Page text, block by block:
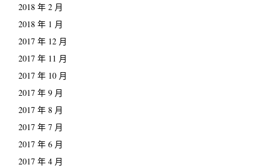
2018 年 2 月
2018 年 1 月
2017 年 12 月
2017 年 11 月
2017 年 10 月
2017 年 9 月
2017 年 8 月
2017 年 7 月
2017 年 6 月
2017 年 4 月